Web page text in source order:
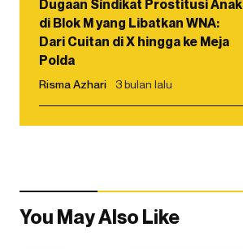
Dugaan Sindikat Prostitusi Anak
di Blok M yang Libatkan WNA:
Dari Cuitan di X hingga ke Meja
Polda
Risma Azhari 3 bulan lalu
You May Also Like